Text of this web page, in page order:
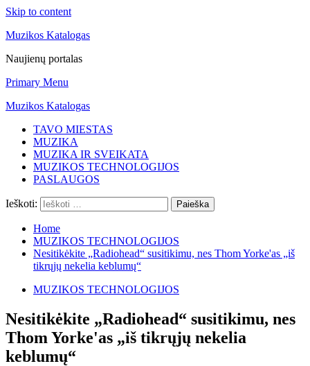
Skip to content
Muzikos Katalogas
Naujienų portalas
Primary Menu
Muzikos Katalogas
TAVO MIESTAS
MUZIKA
MUZIKA IR SVEIKATA
MUZIKOS TECHNOLOGIJOS
PASLAUGOS
Ieškoti:
Home
MUZIKOS TECHNOLOGIJOS
Nesitikėkite „Radiohead“ susitikimu, nes Thom Yorke'as „iš
tikrųjų nekelia keblumų“
MUZIKOS TECHNOLOGIJOS
Nesitikėkite „Radiohead“ susitikimu, nes
Thom Yorke'as „iš tikrųjų nekelia
keblumų“